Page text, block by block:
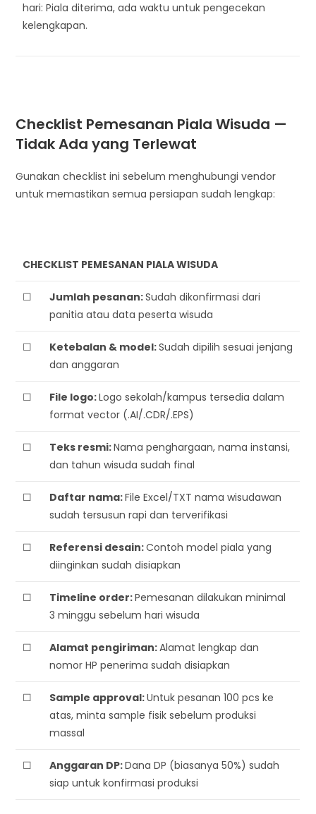
hari: Piala diterima, ada waktu untuk pengecekan
kelengkapan.
Checklist Pemesanan Piala Wisuda —
Tidak Ada yang Terlewat
Gunakan checklist ini sebelum menghubungi vendor
untuk memastikan semua persiapan sudah lengkap:
CHECKLIST PEMESANAN PIALA WISUDA
☐ Jumlah pesanan:Sudah dikonfirmasi dari
panitia atau data peserta wisuda
☐ Ketebalan & model:Sudah dipilih sesuai jenjang
dan anggaran
☐ File logo:Logo sekolah/kampus tersedia dalam
format vector (.AI/.CDR/.EPS)
☐ Teks resmi:Nama penghargaan, nama instansi,
dan tahun wisuda sudah final
☐ Daftar nama:File Excel/TXT nama wisudawan
sudah tersusun rapi dan terverifikasi
☐ Referensi desain:Contoh model piala yang
diinginkan sudah disiapkan
☐ Timeline order:Pemesanan dilakukan minimal
3 minggu sebelum hari wisuda
☐ Alamat pengiriman:Alamat lengkap dan
nomor HP penerima sudah disiapkan
☐ Sample approval:Untuk pesanan 100 pcs ke
atas, minta sample fisik sebelum produksi
massal
☐ Anggaran DP:Dana DP (biasanya 50%) sudah
siap untuk konfirmasi produksi